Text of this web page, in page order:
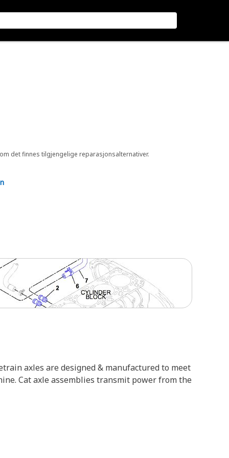
det finnes tilgjengelige reparasjonsalternativer.
axles are designed & manufactured to meet
Cat axle assemblies transmit power from the